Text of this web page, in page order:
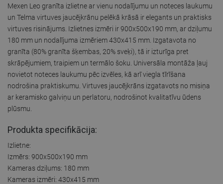
Mexen Leo granīta izlietne ar vienu nodalījumu un noteces laukumu
un Telma virtuves jaucējkrānu pelēkā krāsā ir elegants un praktisks
virtuves risinājums. Izlietnes izmēri ir 900x500x190 mm, ar dziļumu
180 mm un nodalījuma izmēriem 430x415 mm. Izgatavota no
granīta (80% granīta šķembas, 20% sveķi), tā ir izturīga pret
skrāpējumiem, traipiem un termālo šoku. Universāla montāža ļauj
novietot noteces laukumu pēc izvēles, kā arī viegla tīrīšana
nodrošina praktiskumu. Virtuves jaucējkrāns izgatavots no misiņa
ar keramisko galviņu un perlatoru, nodrošinot kvalitatīvu ūdens
plūsmu.
Produkta specifikācija:
Izlietne:
Izmērs: 900x500x190 mm
Kameras dziļums: 180 mm
Kameras izmēri: 430x415 mm